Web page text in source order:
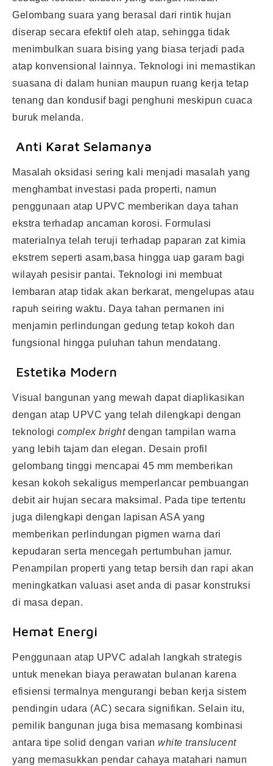
Gelombang suara yang berasal dari rintik hujan
diserap secara efektif oleh atap, sehingga tidak
menimbulkan suara bising yang biasa terjadi pada
atap konvensional lainnya. Teknologi ini memastikan
suasana di dalam hunian maupun ruang kerja tetap
tenang dan kondusif bagi penghuni meskipun cuaca
buruk melanda.
Anti Karat Selamanya
Masalah oksidasi sering kali menjadi masalah yang
menghambat investasi pada properti, namun
penggunaan atap UPVC memberikan daya tahan
ekstra terhadap ancaman korosi. Formulasi
materialnya telah teruji terhadap paparan zat kimia
ekstrem seperti asam,basa hingga uap garam bagi
wilayah pesisir pantai. Teknologi ini membuat
lembaran atap tidak akan berkarat, mengelupas atau
rapuh seiring waktu. Daya tahan permanen ini
menjamin perlindungan gedung tetap kokoh dan
fungsional hingga puluhan tahun mendatang.
Estetika Modern
Visual bangunan yang mewah dapat diaplikasikan
dengan atap UPVC yang telah dilengkapi dengan
teknologi complex brightdengan tampilan warna
yang lebih tajam dan elegan. Desain profil
gelombang tinggi mencapai 45 mm memberikan
kesan kokoh sekaligus memperlancar pembuangan
debit air hujan secara maksimal. Pada tipe tertentu
juga dilengkapi dengan lapisan ASA yang
memberikan perlindungan pigmen warna dari
kepudaran serta mencegah pertumbuhan jamur.
Penampilan properti yang tetap bersih dan rapi akan
meningkatkan valuasi aset anda di pasar konstruksi
di masa depan.
Hemat Energi
Penggunaan atap UPVC adalah langkah strategis
untuk menekan biaya perawatan bulanan karena
efisiensi termalnya mengurangi beban kerja sistem
pendingin udara (AC) secara signifikan. Selain itu,
pemilik bangunan juga bisa memasang kombinasi
antara tipe solid dengan varian white translucent
yang memasukkan pendar cahaya matahari namun